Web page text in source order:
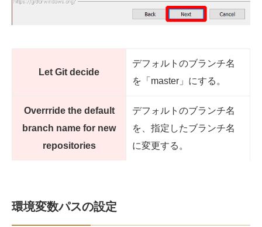
Let Git decide
デフォルトのブランチ名
を「master」にする。
Overrride the default
branch name for new
repositories
デフォルトのブランチ名
を、指定したブランチ名
に変更する。
環境変数パスの設定